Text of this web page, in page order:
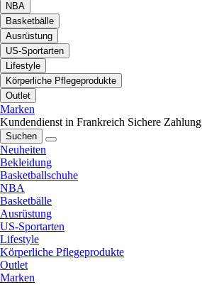
NBA
Basketbälle
Ausrüstung
US-Sportarten
Lifestyle
Körperliche Pflegeprodukte
Outlet
Marken
Kundendienst in Frankreich Sichere Zahlung
Suchen
Neuheiten
Bekleidung
Basketballschuhe
NBA
Basketbälle
Ausrüstung
US-Sportarten
Lifestyle
Körperliche Pflegeprodukte
Outlet
Marken